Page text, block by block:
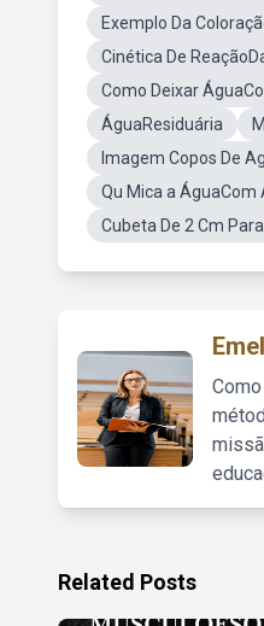
Exemplo Da
Cinética De
Como Deixar
ÁguaResiduária
Imagem Copos De
Qu Mica a ÁguaCom
Cubeta De 2 Cm
Related Posts